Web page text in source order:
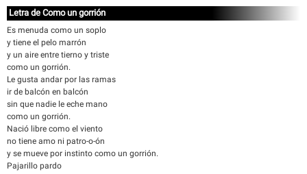
Letra de Como un gorrión
Es menuda como un soplo
y tiene el pelo marrón
y un aire entre tierno y triste
como un gorrión.
Le gusta andar por las ramas
ir de balcón en balcón
sin que nadie le eche mano
como un gorrión.
Nació libre como el viento
no tiene amo ni patro-o-ón
y se mueve por instinto como un gorrión.
Pajarillo pardo